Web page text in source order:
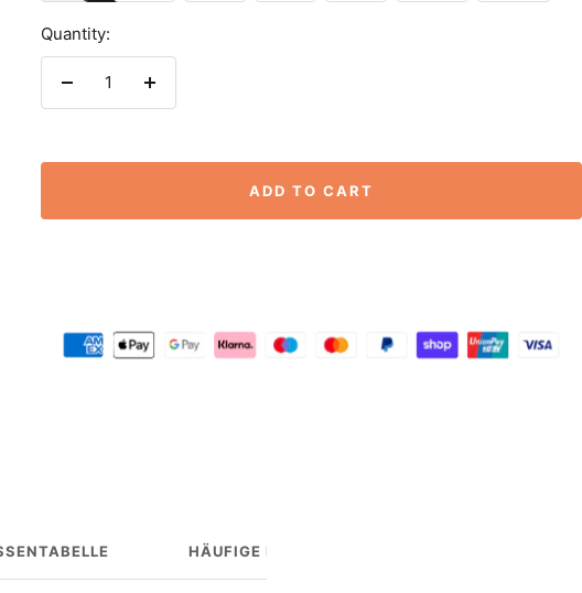
Quantity:
Decrease
Increase
ADD TO CART
HÄUFIGE FRAGEN